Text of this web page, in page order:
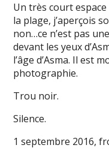
Un très court
la plage, j’aperçois
non…ce n’est pas
devant les yeux
l’âge d’Asma. Il est
photographie.
Trou noir.
Silence.
1 septembre 2016,